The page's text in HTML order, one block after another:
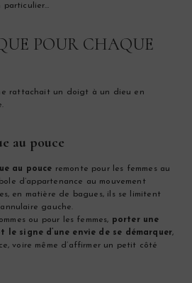
particulier…
POUR CHAQUE
rattachait un doigt à un dieu en
au pouce
au pouce remonte pour les femmes au
d’appartenance au mouvement
en matière de bagues, ils se limitent
gauche.
ou pour les femmes, porter une
le signe d’une envie de se démarquer,
voire même d’affirmer un petit côté